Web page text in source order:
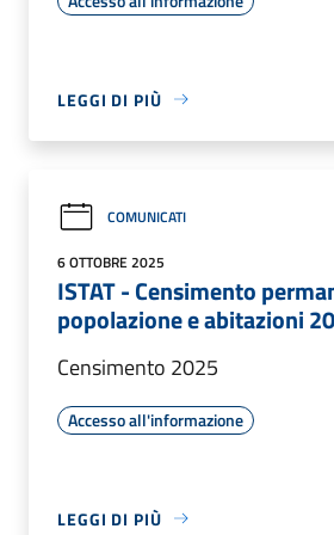
LEGGI DI PIÙ
COMUNICATI
6 OTTOBRE 2025
ISTAT - Censimento
popolazione e abitazioni
Censimento 2025
Accesso all'informazione
LEGGI DI PIÙ